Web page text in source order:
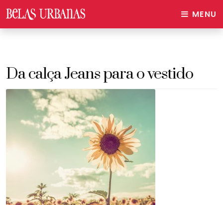
MENU
Da calça Jeans para o vestido